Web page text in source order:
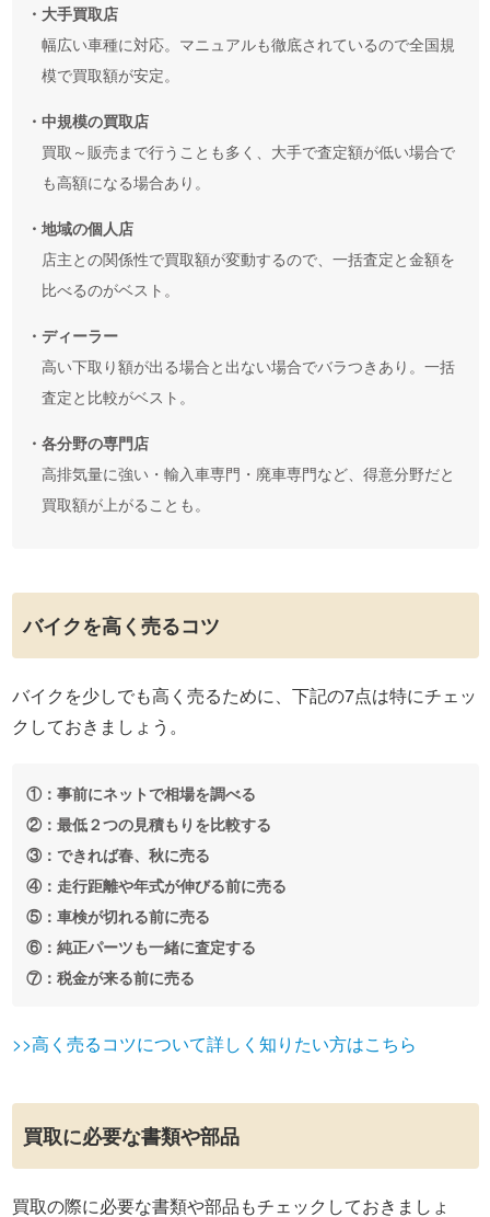
・大手買取店
幅広い車種に対応。マニュアルも徹底されているので全国規
模で買取額が安定。
・中規模の買取店
買取～販売まで行うことも多く、大手で査定額が低い場合で
も高額になる場合あり。
・地域の個人店
店主との関係性で買取額が変動するので、一括査定と金額を
比べるのがベスト。
・ディーラー
高い下取り額が出る場合と出ない場合でバラつきあり。一括
査定と比較がベスト。
・各分野の専門店
高排気量に強い・輸入車専門・廃車専門など、得意分野だと
買取額が上がることも。
バイクを高く売るコツ
バイクを少しでも高く売るために、下記の7点は特にチェッ
クしておきましょう。
①：事前にネットで相場を調べる
②：最低２つの見積もりを比較する
③：できれば春、秋に売る
④：走行距離や年式が伸びる前に売る
⑤：車検が切れる前に売る
⑥：純正パーツも一緒に査定する
⑦：税金が来る前に売る
>>高く売るコツについて詳しく知りたい方はこちら
買取に必要な書類や部品
買取の際に必要な書類や部品もチェックしておきましょ